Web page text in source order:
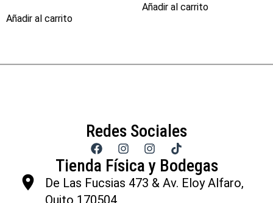
Añadir al carrito
Añadir al carrito
Redes Sociales
Tienda Física y Bodegas
De Las Fucsias 473 & Av. Eloy Alfaro,
Quito 170504